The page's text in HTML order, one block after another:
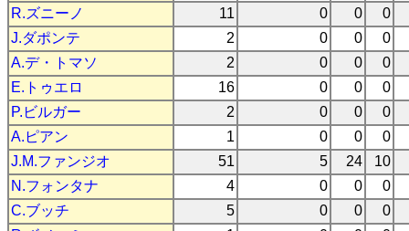
R.ズニーノ
11 0 0
0
J.ダポンテ
2 0 0
0
A.デ・トマソ
2 0 0
0
E.トゥエロ
16 0 0
0
P.ビルガー
2 0 0
0
A.ピアン
1 0 0
0
J.M.ファンジオ
51 5 24
10
N.フォンタナ
4 0 0
0
C.ブッチ
5 0 0
0